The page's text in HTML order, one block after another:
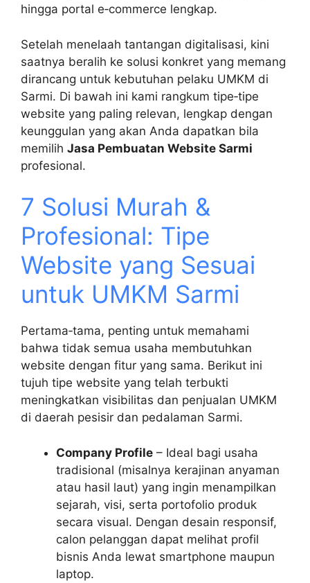
hingga portal e‑commerce lengkap.
Setelah menelaah tantangan digitalisasi, kini
saatnya beralih ke solusi konkret yang memang
dirancang untuk kebutuhan pelaku UMKM di
Sarmi. Di bawah ini kami rangkum tipe‑tipe
website yang paling relevan, lengkap dengan
keunggulan yang akan Anda dapatkan bila
memilih Jasa Pembuatan Website Sarmi
profesional.
7 Solusi Murah &
Profesional: Tipe
Website yang Sesuai
untuk UMKM Sarmi
Pertama‑tama, penting untuk memahami
bahwa tidak semua usaha membutuhkan
website dengan fitur yang sama. Berikut ini
tujuh tipe website yang telah terbukti
meningkatkan visibilitas dan penjualan UMKM
di daerah pesisir dan pedalaman Sarmi.
Company Profile – Ideal bagi usaha
tradisional (misalnya kerajinan anyaman
atau hasil laut) yang ingin menampilkan
sejarah, visi, serta portofolio produk
secara visual. Dengan desain responsif,
calon pelanggan dapat melihat profil
bisnis Anda lewat smartphone maupun
laptop.